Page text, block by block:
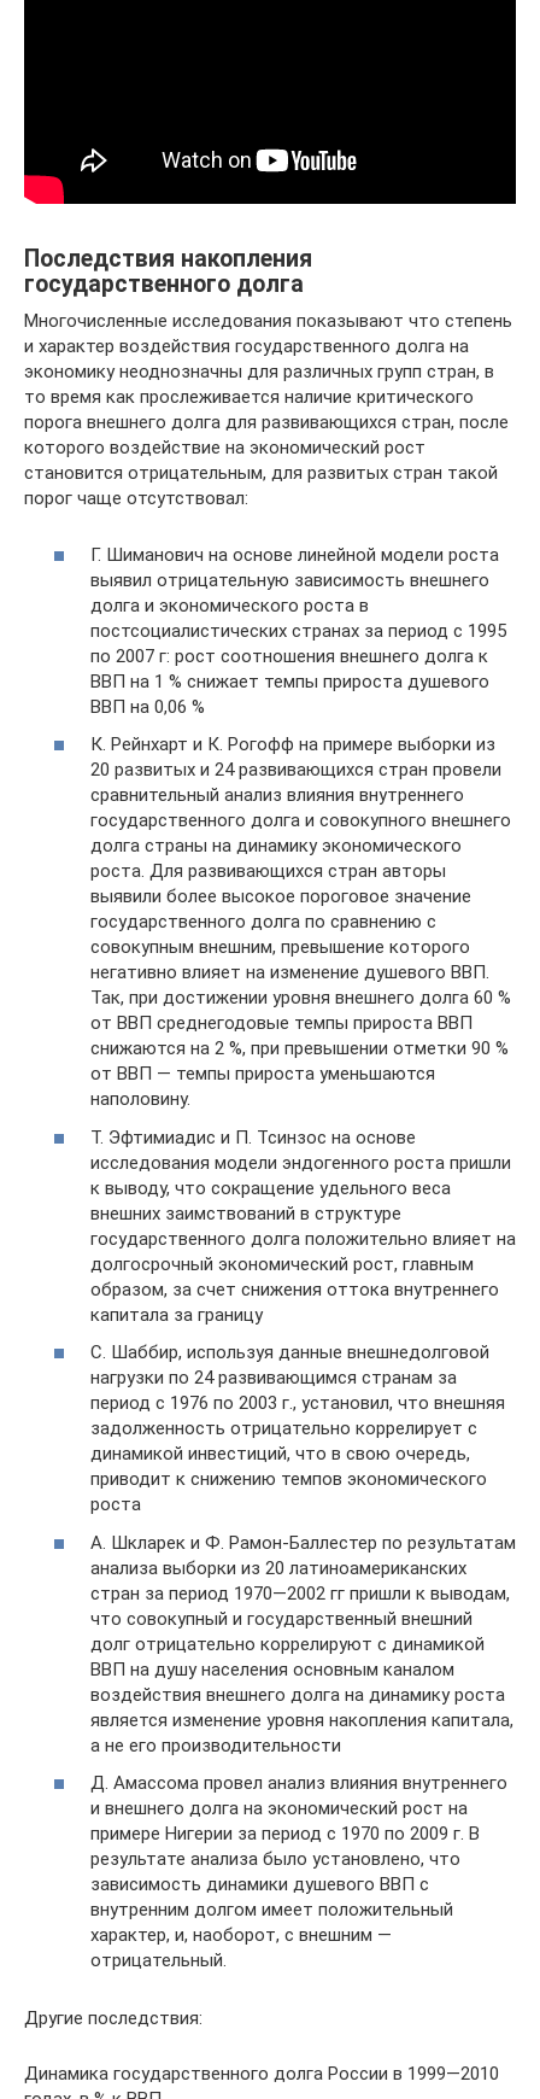
Последствия накопления
государственного долга
Многочисленные исследования показывают что степень
и характер воздействия государственного долга на
экономику неоднозначны для различных групп стран, в
то время как прослеживается наличие критического
порога внешнего долга для развивающихся стран, после
которого воздействие на экономический рост
становится отрицательным, для развитых стран такой
порог чаще отсутствовал:
Г. Шиманович на основе линейной модели роста
выявил отрицательную зависимость внешнего
долга и экономического роста в
постсоциалистических странах за период с 1995
по 2007 г: рост соотношения внешнего долга к
ВВП на 1 % снижает темпы прироста душевого
ВВП на 0,06 %
К. Рейнхарт и К. Рогофф на примере выборки из
20 развитых и 24 развивающихся стран провели
сравнительный анализ влияния внутреннего
государственного долга и совокупного внешнего
долга страны на динамику экономического
роста. Для развивающихся стран авторы
выявили более высокое пороговое значение
государственного долга по сравнению с
совокупным внешним, превышение которого
негативно влияет на изменение душевого ВВП.
Так, при достижении уровня внешнего долга 60 %
от ВВП среднегодовые темпы прироста ВВП
снижаются на 2 %, при превышении отметки 90 %
от ВВП — темпы прироста уменьшаются
наполовину.
Т. Эфтимиадис и П. Тсинзос на основе
исследования модели эндогенного роста пришли
к выводу, что сокращение удельного веса
внешних заимствований в структуре
государственного долга положительно влияет на
долгосрочный экономический рост, главным
образом, за счет снижения оттока внутреннего
капитала за границу
С. Шаббир, используя данные внешнедолговой
нагрузки по 24 развивающимся странам за
период с 1976 по 2003 г., установил, что внешняя
задолженность отрицательно коррелирует с
динамикой инвестиций, что в свою очередь,
приводит к снижению темпов экономического
роста
А. Шкларек и Ф. Рамон-Баллестер по результатам
анализа выборки из 20 латиноамериканских
стран за период 1970—2002 гг пришли к выводам,
что совокупный и государственный внешний
долг отрицательно коррелируют с динамикой
ВВП на душу населения основным каналом
воздействия внешнего долга на динамику роста
является изменение уровня накопления капитала,
а не его производительности
Д. Амассома провел анализ влияния внутреннего
и внешнего долга на экономический рост на
примере Нигерии за период с 1970 по 2009 г. В
результате анализа было установлено, что
зависимость динамики душевого ВВП с
внутренним долгом имеет положительный
характер, и, наоборот, с внешним —
отрицательный.
Другие последствия:
Динамика государственного долга России в 1999—2010